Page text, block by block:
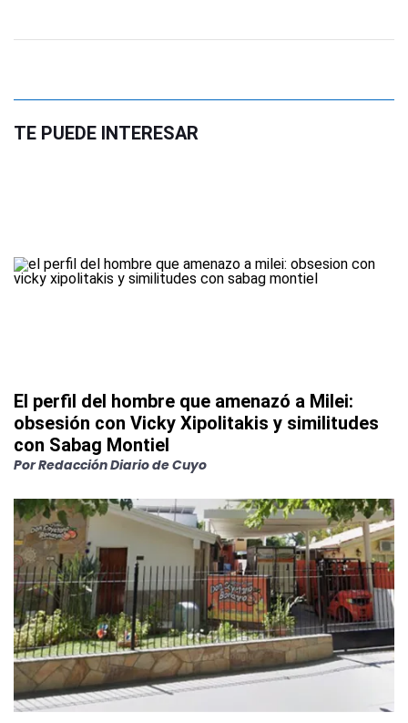
TE PUEDE INTERESAR
El perfil del hombre que amenazó a Milei:
obsesión con Vicky Xipolitakis y similitudes
con Sabag Montiel
PorRedacción Diario de Cuyo